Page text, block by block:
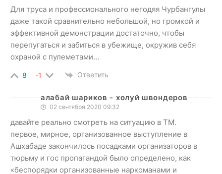
Для труса и профессионального негодяя Чурбангулы
даже такой сравнительно небольшой, но громкой и
эффективной демонстрации достаточно, чтобы
перепугаться и забиться в убежище, окружив себя
охраной с пулеметами…
8 -1 Ответить
алабай шариков - холуй швондеров
02 сентября 2020 09:32
давайте реально смотреть на ситуацию в ТМ.
первое, мирное, организованное выступление в
Ашхабаде закончилось посадками организаторов в
тюрьму и гос пропагандой было определено, как
«беспорядки организованные наркоманами и